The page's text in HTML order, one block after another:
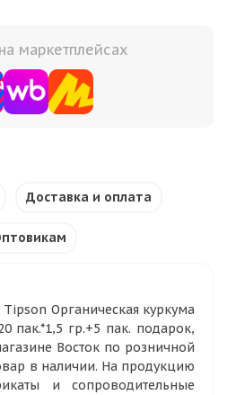
маркетплейсах
Доставка и оплата
Органическая куркума
пак.*1,5 гр.+5 пак. подарок,
Восток по розничной
в наличии. На продукцию
и сопроводительные